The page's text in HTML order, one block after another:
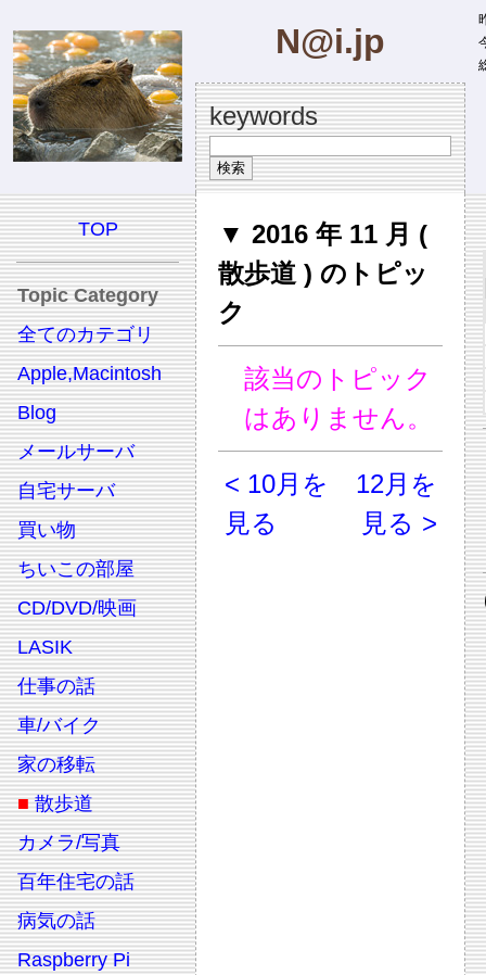
N@i.jp
keywords
TOP
Topic Category
全てのカテゴリ
Apple,Macintosh
Blog
メールサーバ
自宅サーバ
買い物
ちいこの部屋
CD/DVD/映画
LASIK
仕事の話
車/バイク
家の移転
■ 散歩道
カメラ/写真
百年住宅の話
病気の話
Raspberry Pi
▼ 2016 年 11 月 (
散歩道 ) のトピッ
ク
該当のトピック
はありません。
< 10月を
見る
12月を
見る >